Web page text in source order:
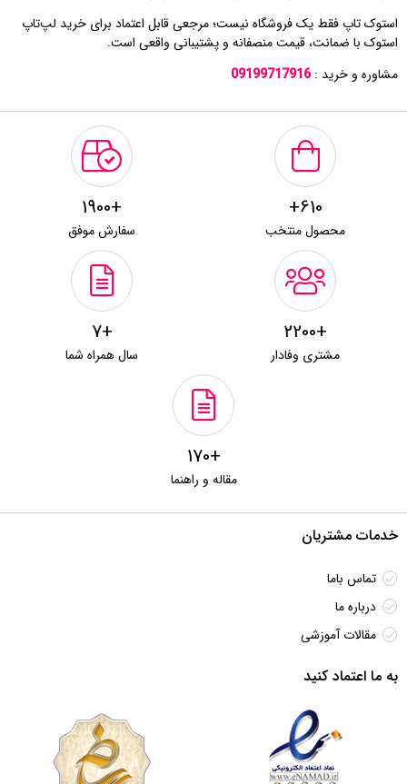
استوک تاپ فقط یک فروشگاه نیست؛ مرجعی قابل اعتماد برای خرید لپ‌تاپ
استوک با ضمانت، قیمت منصفانه و پشتیبانی واقعی است.
مشاوره و خرید :09199717916
610+
محصول منتخب
+1900
سفارش موفق
+2200
مشتری وفادار
+7
سال همراه شما
+170
مقاله و راهنما
خدمات مشتریان
تماس باما
درباره ما
مقالات آموزشی
به ما اعتماد کنید